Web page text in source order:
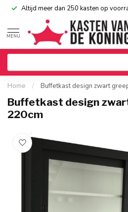
Altijd meer dan 250 kasten op
MENU
Home / Buffetkast design zwart
Buffetkast design
220cm